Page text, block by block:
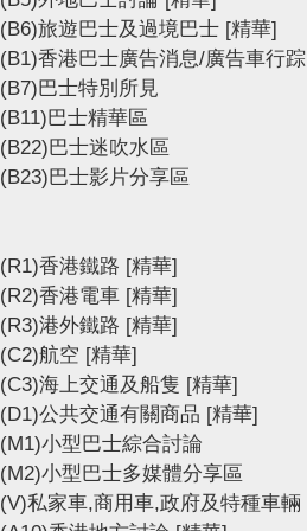
(B6)旅遊巴士及過境巴士 [精華]
(B1)香港巴士廣告消息/廣告車行踪
(B7)巴士特別所見
(B11)巴士精華區
(B22)巴士迷吹水區
(B23)巴士影片分享區
(R1)香港鐵路 [精華]
(R2)香港電車 [精華]
(R3)港外鐵路 [精華]
(C2)航空 [精華]
(C3)海上交通及船隻 [精華]
(D1)公共交通有關商品 [精華]
(M1)小型巴士綜合討論
(M2)小型巴士多媒體分享區
(V)私家車,商用車,政府及特種車輛